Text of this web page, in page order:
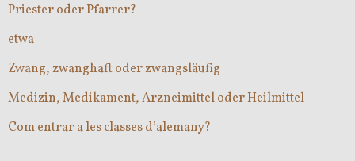
Priester oder Pfarrer?
etwa
Zwang, zwanghaft oder zwangsläufig
Medizin, Medikament, Arzneimittel oder Heilmittel
Com entrar a les classes d’alemany?